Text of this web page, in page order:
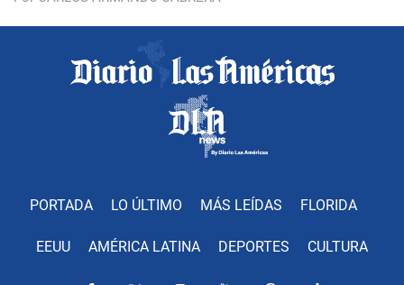
PORTADA LO ÚLTIMO MÁS LEÍDAS FLORIDA
EEUU AMÉRICA LATINA DEPORTES CULTURA